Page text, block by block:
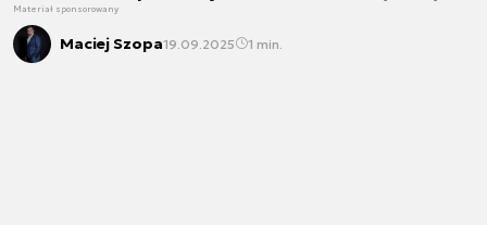
Materiał sponsorowany
Maciej Szopa19.09.2025 1 min.